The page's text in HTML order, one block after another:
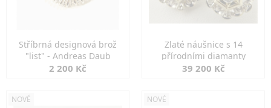
Stříbrná designová brož
"list" - Andreas Daub
2 200 Kč
Zlaté náušnice s 14
přírodními diamanty
39 200 Kč
NOVÉ NOVÉ